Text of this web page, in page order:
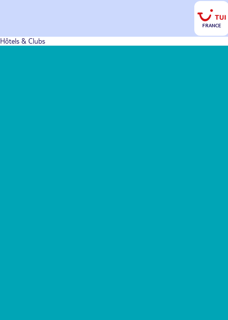
FRANCE
Hôtels & Clubs